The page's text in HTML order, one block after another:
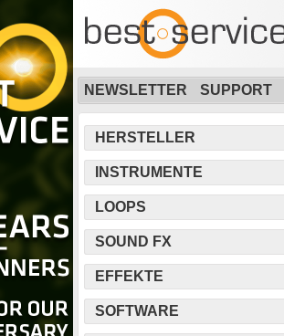
NEWSLETTER SUPPORT
HERSTELLER
INSTRUMENTE
LOOPS
SOUND FX
EFFEKTE
SOFTWARE